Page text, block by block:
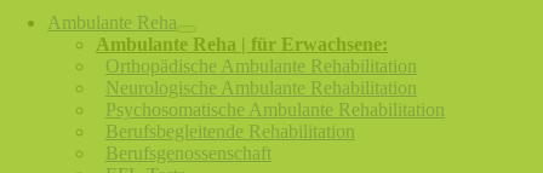
Ambulante Reha
Ambulante Reha | für Erwachsene:
Orthopädische Ambulante Rehabilitation
Neurologische Ambulante Rehabilitation
Psychosomatische Ambulante Rehabilitation
Berufsbegleitende Rehabilitation
Berufsgenossenschaft